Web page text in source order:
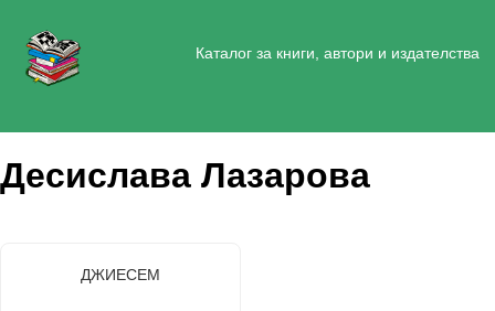
Каталог за книги, автори и издателства
Десислава Лазарова
ДЖИЕСЕМ